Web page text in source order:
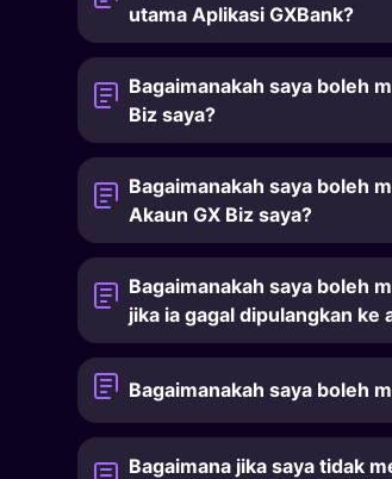
utama Aplikasi GXBank?
Bagaimanakah saya boleh
Biz saya?
Bagaimanakah saya boleh
Akaun GX Biz saya?
Bagaimanakah saya boleh
jika ia gagal dipulangkan ke
Bagaimanakah saya boleh
Bagaimana jika saya tidak